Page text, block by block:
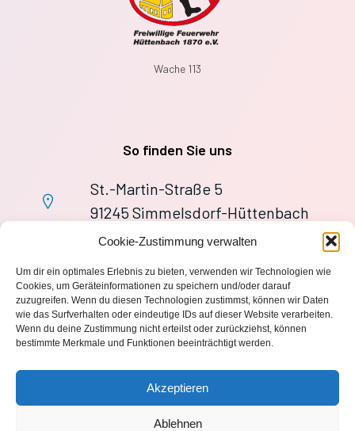
Cookie-Zustimmung verwalten
Um dir ein optimales Erlebnis zu bieten, verwenden wir Technologien wie
Cookies, um Geräteinformationen zu speichern und/oder darauf
zuzugreifen. Wenn du diesen Technologien zustimmst, können wir Daten
wie das Surfverhalten oder eindeutige IDs auf dieser Website verarbeiten.
Wenn du deine Zustimmung nicht erteilst oder zurückziehst, können
bestimmte Merkmale und Funktionen beeinträchtigt werden.
Akzeptieren
Ablehnen
Wache 113
So finden Sie uns
St.-Martin-Straße 5
91245 Simmelsdorf-Hüttenbach
+49 9155 9279727
wache113@ff-huettenbach.de